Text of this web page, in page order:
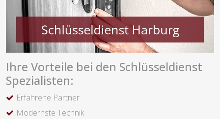
Ihre Vorteile bei den Schlüsseldienst
Spezialisten:
Erfahrene Partner
Modernste Technik